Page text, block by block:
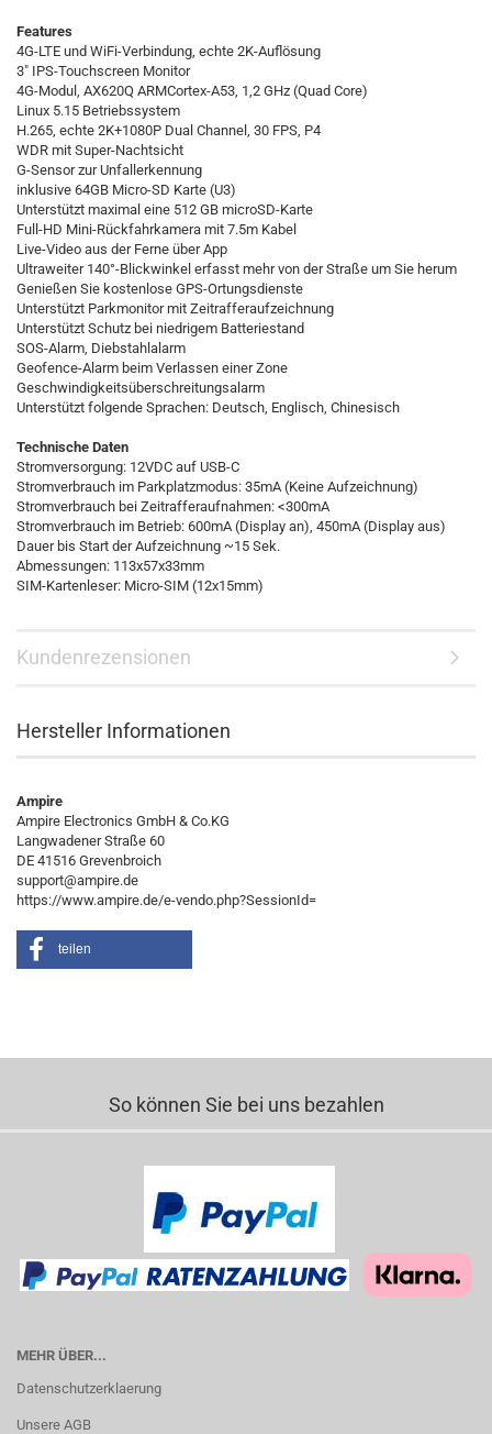
Features
4G-LTE und WiFi-Verbindung, echte 2K-Auflösung
3" IPS-Touchscreen Monitor
4G-Modul, AX620Q ARMCortex-A53, 1,2 GHz (Quad Core)
Linux 5.15 Betriebssystem
H.265, echte 2K+1080P Dual Channel, 30 FPS, P4
WDR mit Super-Nachtsicht
G-Sensor zur Unfallerkennung
inklusive 64GB Micro-SD Karte (U3)
Unterstützt maximal eine 512 GB microSD-Karte
Full-HD Mini-Rückfahrkamera mit 7.5m Kabel
Live-Video aus der Ferne über App
Ultraweiter 140°-Blickwinkel erfasst mehr von der Straße um Sie herum
Genießen Sie kostenlose GPS-Ortungsdienste
Unterstützt Parkmonitor mit Zeitrafferaufzeichnung
Unterstützt Schutz bei niedrigem Batteriestand
SOS-Alarm, Diebstahlalarm
Geofence-Alarm beim Verlassen einer Zone
Geschwindigkeitsüberschreitungsalarm
Unterstützt folgende Sprachen: Deutsch, Englisch, Chinesisch
Technische Daten
Stromversorgung: 12VDC auf USB-C
Stromverbrauch im Parkplatzmodus: 35mA (Keine Aufzeichnung)
Stromverbrauch bei Zeitrafferaufnahmen: <300mA
Stromverbrauch im Betrieb: 600mA (Display an), 450mA (Display aus)
Dauer bis Start der Aufzeichnung ~15 Sek.
Abmessungen: 113x57x33mm
SIM-Kartenleser: Micro-SIM (12x15mm)
Kundenrezensionen
Hersteller Informationen
Ampire
Ampire Electronics GmbH & Co.KG
Langwadener Straße 60
DE 41516 Grevenbroich
support@ampire.de
https://www.ampire.de/e-vendo.php?SessionId=
teilen
So können Sie bei uns bezahlen
MEHR ÜBER...
Datenschutzerklaerung
Unsere AGB